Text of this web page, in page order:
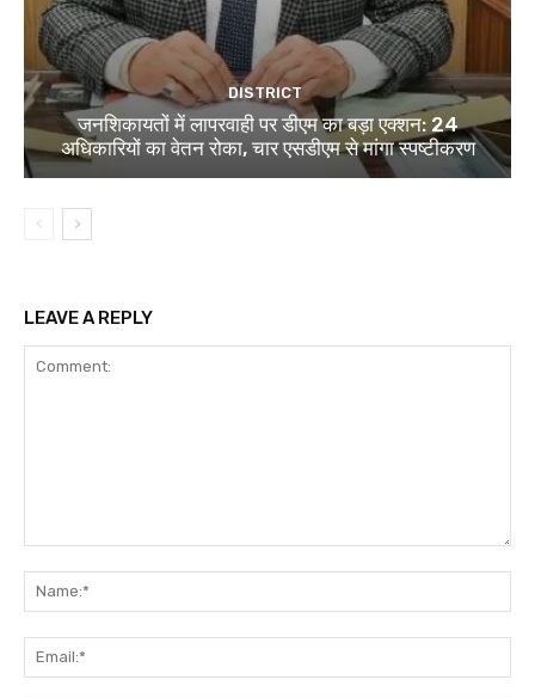
DISTRICT
जनशिकायतों में लापरवाही पर डीएम का बड़ा एक्शन: 24
अधिकारियों का वेतन रोका, चार एसडीएम से मांगा स्पष्टीकरण
LEAVE A REPLY